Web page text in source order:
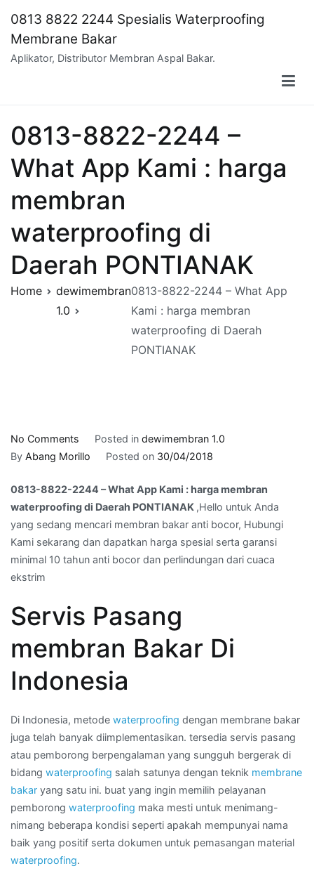
content
0813 8822 2244 Spesialis Waterproofing
Membrane Bakar
Aplikator, Distributor Membran Aspal Bakar.
0813-8822-2244 –
What App Kami : harga
membran
waterproofing di
Daerah PONTIANAK
Home
dewimembran
1.0
0813-8822-2244 – What App
Kami : harga membran
waterproofing di Daerah
PONTIANAK
No Comments
0813-
2244
–
What
App
Kami
membran
di
PONTIANAK
Posted in dewimembran 1.0
By Abang Morillo Posted on 30/04/2018
0813-8822-2244 – What App Kami : harga membran
waterproofing di Daerah PONTIANAK ,Hello untuk Anda
yang sedang mencari membran bakar anti bocor, Hubungi
Kami sekarang dan dapatkan harga spesial serta garansi
minimal 10 tahun anti bocor dan perlindungan dari cuaca
ekstrim
Servis Pasang
membran Bakar Di
Indonesia
Di Indonesia, metode waterproofing dengan membrane bakar
juga telah banyak diimplementasikan. tersedia servis pasang
atau pemborong berpengalaman yang sungguh bergerak di
bidang waterproofing salah satunya dengan teknik membrane
bakar yang satu ini. buat yang ingin memilih pelayanan
pemborong waterproofing maka mesti untuk menimang-
nimang beberapa kondisi seperti apakah mempunyai nama
baik yang positif serta dokumen untuk pemasangan material
waterproofing.